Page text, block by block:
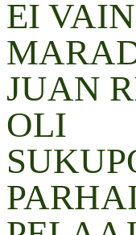
EI
JUAN
OLI